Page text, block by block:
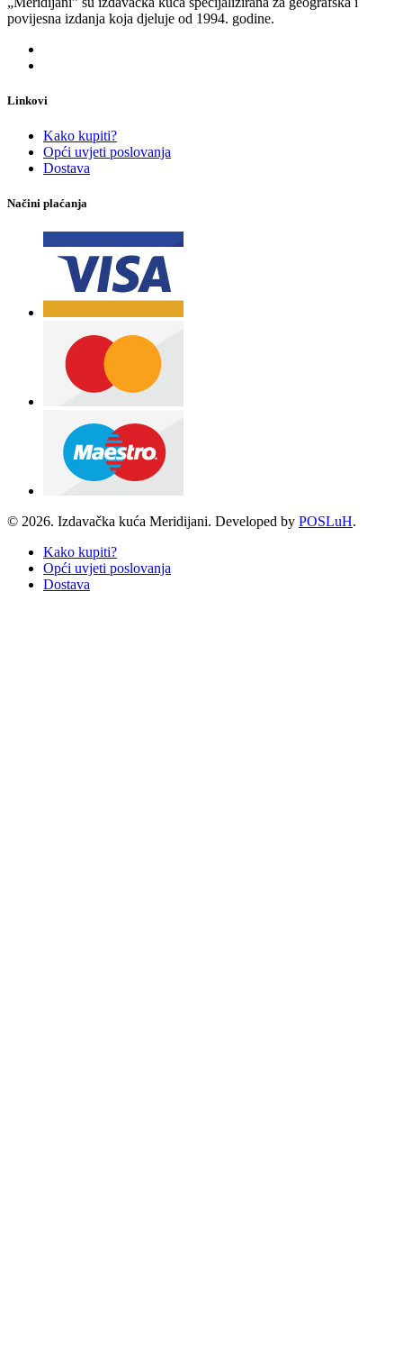
povijesna izdanja koja djeluje od 1994. godine.
Linkovi
Kako kupiti?
Opći uvjeti poslovanja
Dostava
Načini plaćanja
© 2026. Izdavačka kuća Meridijani. Developed by POSLuH.
Kako kupiti?
Opći uvjeti poslovanja
Dostava